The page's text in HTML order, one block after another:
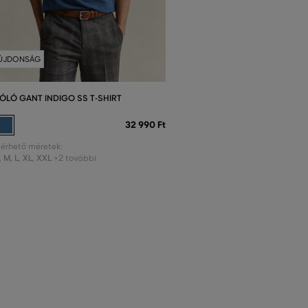
GANT INDIGO SS T-SHIRT
32 990 Ft
méretek:
, M, L, XL, XXL +2 további